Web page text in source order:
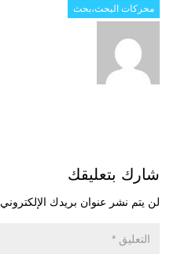
محركات البحث،بحث
شارك بتعليقك
لن يتم نشر عنوان بريدك الإلكتروني.